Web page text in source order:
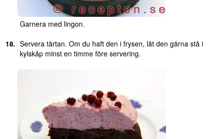
Garnera med lingon.
Servera tårtan. Om du haft den i frysen, låt den gärna stå i
kylskåp minst en timme före servering.